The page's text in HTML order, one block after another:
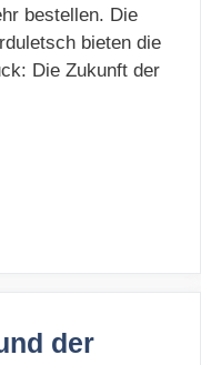
bestellen. Die
bieten die
Die Zukunft der
der